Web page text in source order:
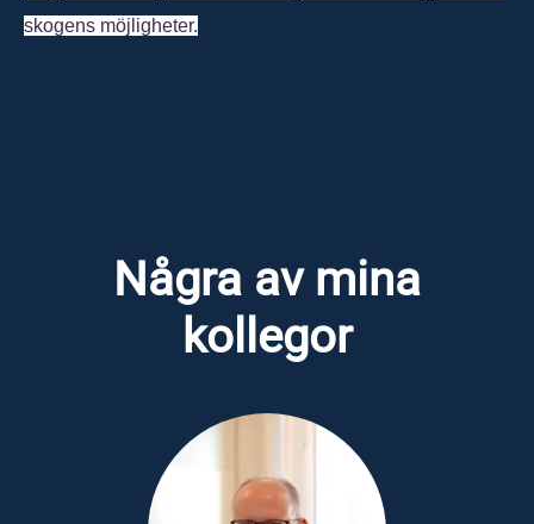
skogens möjligheter.
Några av mina
kollegor